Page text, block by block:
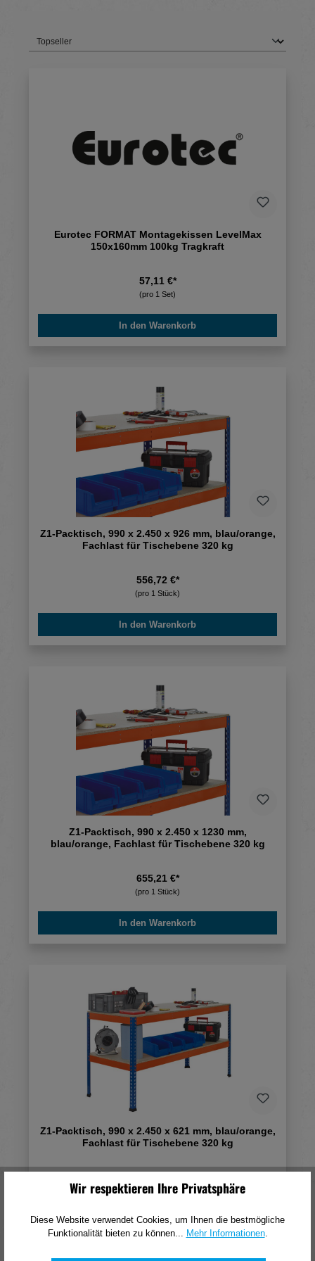
Eurotec FORMAT Montagekissen LevelMax
150x160mm 100kg Tragkraft
57,11 €*
(pro 1 Set)
In den Warenkorb
Z1-Packtisch, 990 x 2.450 x 926 mm, blau/orange,
Fachlast für Tischebene 320 kg
556,72 €*
(pro 1 Stück)
In den Warenkorb
Z1-Packtisch, 990 x 2.450 x 1230 mm,
blau/orange, Fachlast für Tischebene 320 kg
655,21 €*
(pro 1 Stück)
In den Warenkorb
Z1-Packtisch, 990 x 2.450 x 621 mm, blau/orange,
Fachlast für Tischebene 320 kg
(pro 1 Stück)
In den Warenkorb
Wir respektieren Ihre Privatsphäre
Diese Website verwendet Cookies, um Ihnen die bestmögliche
Funktionalität bieten zu können... Mehr Informationen.